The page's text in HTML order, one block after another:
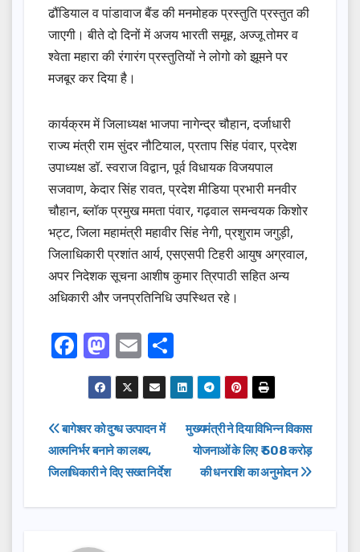
ढौंडियाल व पांडावाज बैंड की मनमोहक प्रस्तुति प्रस्तुत की
जाएगी। बीते दो दिनों में अजय भारती समूह, अज्जू तोमर व
श्वेता महारा की रंगारंग प्रस्तुतियों ने लोगो को झूमने पर
मजबूर कर दिया है।
कार्यक्रम में जिलाध्यक्ष भाजपा नागेन्द्र चौहान, दर्जाधारी
राज्य मंत्री राम सुंदर नौटियाल, प्रताप सिंह पंवार, प्रदेश
उपाध्यक्ष डॉ. स्वराज विद्वान, पूर्व विधायक विजयपाल
सजवाण, केदार सिंह रावत, प्रदेश मीडिया प्रभारी मनवीर
चौहान, ब्लॉक प्रमुख ममता पंवार, गढ़वाल समन्वयक किशोर
भट्ट, जिला महामंत्री महावीर सिंह नेगी, प्रशुराम जगुड़ी,
जिलाधिकारी प्रशांत आर्य, एसएसपी टिहरी आयुष अग्रवाल,
अपर निदेशक सूचना आशीष कुमार त्रिपाठी सहित अन्य
अधिकारी और जनप्रतिनिधि उपस्थित रहे।
F
a
c
e
b
o
o
M
a
st
o
d
o
n
E
m
ail
h
ar
e
Post
navigation
मुख्यमंत्री ने दिया विभिन्न विकास
योजनाओं के लिए ₹ 508 करोड़
की धनराशि का अनुमोदन
बागेश्वर को दुग्ध उत्पादन में
आत्मनिर्भर बनाने का लक्ष्य,
जिलाधिकारी ने दिए सख्त निर्देश